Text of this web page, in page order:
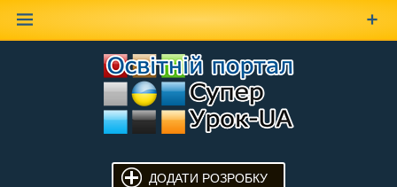
ДОДАТИ РОЗРОБКУ